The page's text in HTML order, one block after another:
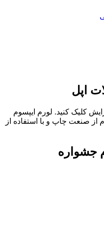
اپل
کلیک کنید. لورم ایپسوم
از صنعت چاپ و با استفاده از
جشواره